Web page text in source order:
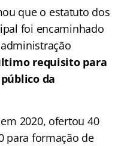
que o estatuto dos
foi encaminhado
requisito para
da
2020, ofertou 40
para formação de